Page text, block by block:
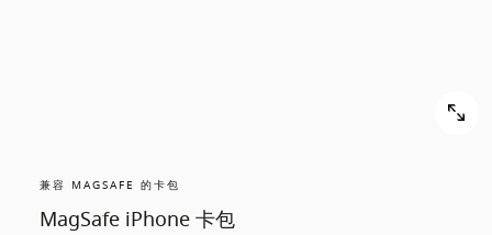
兼容 MAGSAFE 的卡包
MagSafe iPhone 卡包